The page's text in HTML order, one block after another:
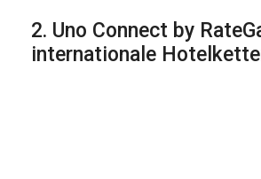
2. Uno Connect by
internationale